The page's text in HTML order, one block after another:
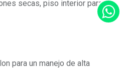
secas, piso interior para
para un manejo de alta